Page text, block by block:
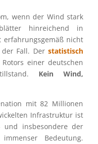
wenn der Wind stark
hinrei­chend in
erfah­rungs­ge­mäß nicht
Fall. Der statis­tisch
Rotors einer deutschen
Kein Wind,
mit 82 Millio­nen
Infra­struk­tur ist
und insbe­son­dere der
Bedeu­tung.